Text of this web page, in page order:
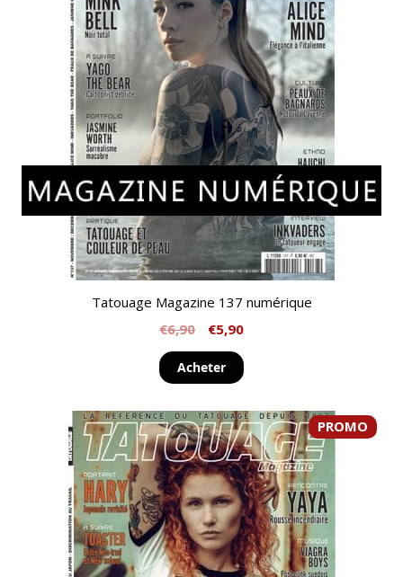
Tatouage Magazine 137 numérique
€6,90 €5,90
Acheter
PROMO